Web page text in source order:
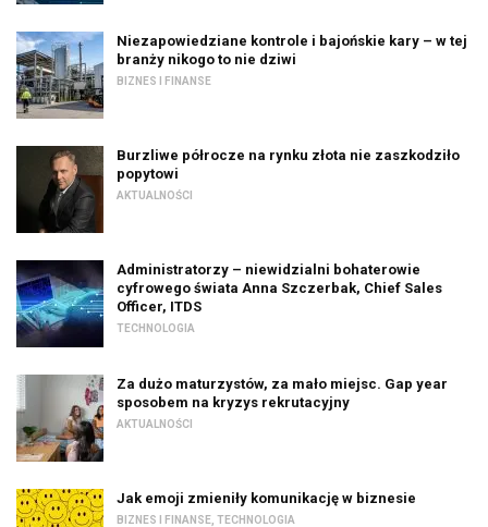
Niezapowiedziane kontrole i bajońskie kary – w tej
branży nikogo to nie dziwi
BIZNES I FINANSE
Burzliwe półrocze na rynku złota nie zaszkodziło
popytowi
AKTUALNOŚCI
Administratorzy – niewidzialni bohaterowie
cyfrowego świata Anna Szczerbak, Chief Sales
Officer, ITDS
TECHNOLOGIA
Za dużo maturzystów, za mało miejsc. Gap year
sposobem na kryzys rekrutacyjny
AKTUALNOŚCI
Jak emoji zmieniły komunikację w biznesie
BIZNES I FINANSE TECHNOLOGIA